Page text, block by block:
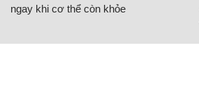
ngay khi cơ thể còn khỏe